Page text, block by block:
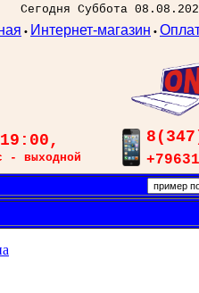
Сегодня Суббота
• Интернет-магазин •
выходной